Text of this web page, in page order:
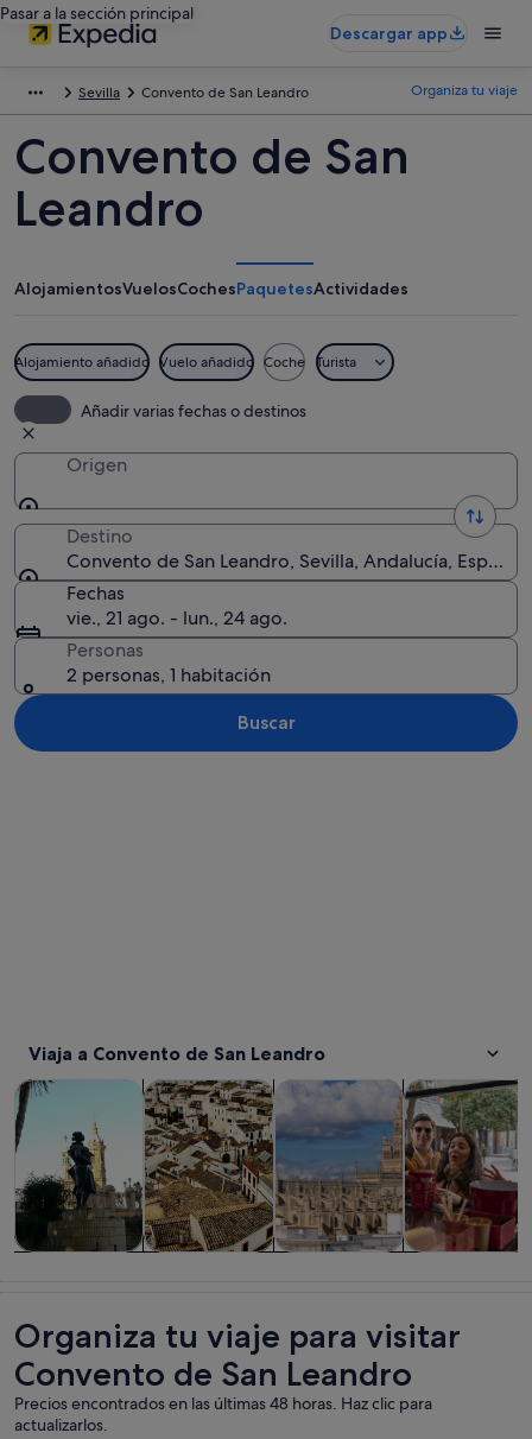
Pasar a la sección principal
Descargar app
Sevilla Convento de San Leandro Organiza tu viaje
Convento de San
Leandro
AlojamientosVuelosCochesPaquetesActividades
Alojamiento añadido Vuelo añadido Coche Turista
Añadir varias fechas o destinos
Origen
Destino
Convento de San Leandro, Sevilla, Andalucía, España
Fechas
vie., 21 ago. - lun., 24 ago.
Personas
2 personas, 1 habitación
Buscar
Viaja a Convento de San Leandro
Visitas guiadas y excursiones de un díaSe abre en una
Historia y cultura Se abre en una pestaña
Visitas privadas yComidas,
Organiza tu viaje para visitar
Convento de San Leandro
Precios encontrados en las últimas 48 horas. Haz clic para
actualizarlos.